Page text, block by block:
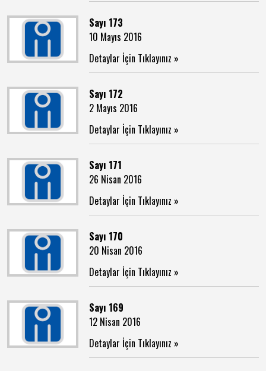
Sayı 173
10 Mayıs 2016
Detaylar İçin Tıklayınız »
Sayı 172
2 Mayıs 2016
Detaylar İçin Tıklayınız »
Sayı 171
26 Nisan 2016
Detaylar İçin Tıklayınız »
Sayı 170
20 Nisan 2016
Detaylar İçin Tıklayınız »
Sayı 169
12 Nisan 2016
Detaylar İçin Tıklayınız »